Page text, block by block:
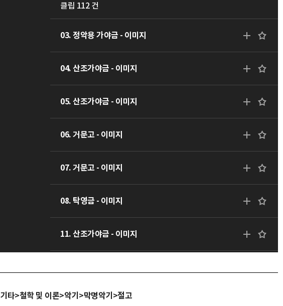
클립 112 건
03. 정악용 가야금 - 이미지
04. 산조가야금 - 이미지
05. 산조가야금 - 이미지
06. 거문고 - 이미지
07. 거문고 - 이미지
08. 탁영금 - 이미지
11. 산조가야금 - 이미지
13. 산조가야금 - 이미지
기타>철학 및 이론>악기>막명악기>절고